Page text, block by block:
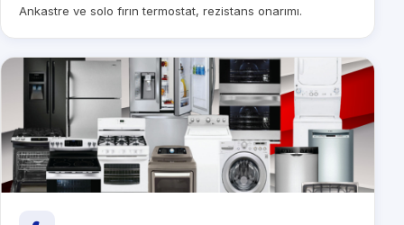
Ankastre ve solo fırın termostat, rezistans onarımı.